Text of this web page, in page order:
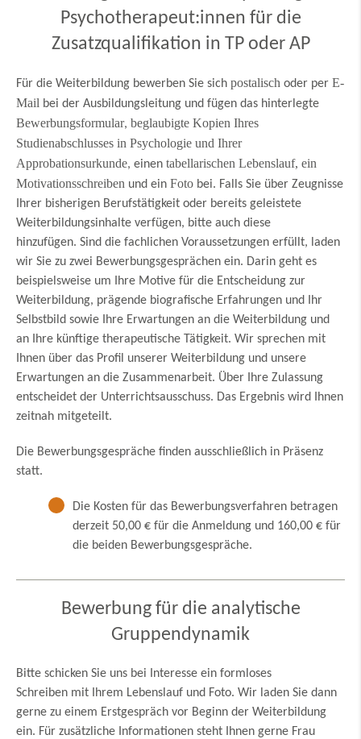
Psychotherapeut:innen für die
Zusatzqualifikation in TP oder AP
Für die Weiterbildung bewerben Sie sich postalisch oder per E-
Mail bei der Ausbildungsleitung und fügen das hinterlegte
Bewerbungsformular, beglaubigte Kopien Ihres
Studienabschlusses in Psychologie und Ihrer
Approbationsurkunde, einen tabellarischen Lebenslauf, ein
Motivationsschreiben und ein Foto bei. Falls Sie über Zeugnisse
Ihrer bisherigen Berufstätigkeit oder bereits geleistete
Weiterbildungsinhalte verfügen, bitte auch diese
hinzufügen. Sind die fachlichen Voraussetzungen erfüllt, laden
wir Sie zu zwei Bewerbungsgesprächen ein. Darin geht es
beispielsweise um Ihre Motive für die Entscheidung zur
Weiterbildung, prägende biografische Erfahrungen und Ihr
Selbstbild sowie Ihre Erwartungen an die Weiterbildung und
an Ihre künftige therapeutische Tätigkeit. Wir sprechen mit
Ihnen über das Profil unserer Weiterbildung und unsere
Erwartungen an die Zusammenarbeit. Über Ihre Zulassung
entscheidet der Unterrichtsausschuss. Das Ergebnis wird Ihnen
zeitnah mitgeteilt.
Die Bewerbungsgespräche finden ausschließlich in Präsenz
statt.
Die Kosten für das Bewerbungsverfahren betragen
derzeit 50,00 € für die Anmeldung und 160,00 € für
die beiden Bewerbungsgespräche.
Bewerbung für die analytische
Gruppendynamik
Bitte schicken Sie uns bei Interesse ein formloses
Schreiben mit Ihrem Lebenslauf und Foto. Wir laden Sie dann
gerne zu einem Erstgespräch vor Beginn der Weiterbildung
ein. Für zusätzliche Informationen steht Ihnen gerne Frau